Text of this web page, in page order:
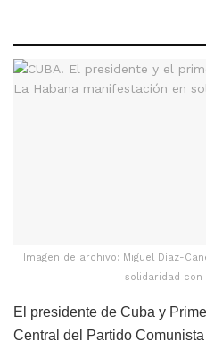
Imagen de archivo: Miguel Díaz-
solidaridad con
El presidente de Cuba y
Central del Partido